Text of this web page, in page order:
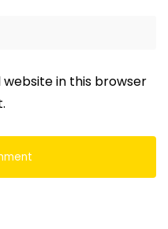
website in this browser